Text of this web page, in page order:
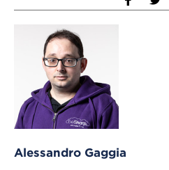
Alessandro Gaggia